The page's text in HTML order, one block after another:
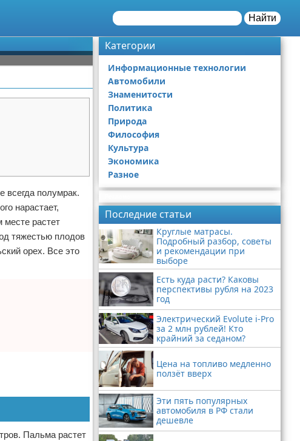
Найти
всегда полумрак.
нарастает,
месте растет
тяжестью плодов
орех. Все это
Пальма растет
Категории
Информационные технологии
Автомобили
Знаменитости
Политика
Природа
Философия
Культура
Экономика
Разное
Последние статьи
Круглые матрасы.
Подробный разбор, советы
и рекомендации при
выборе
Есть куда расти? Каковы
перспективы рубля на 2023
год
Электрический Evolute i-Pro
за 2 млн рублей! Кто
крайний за седаном?
Цена на топливо медленно
ползёт вверх
Эти пять популярных
автомобиля в РФ стали
дешевле